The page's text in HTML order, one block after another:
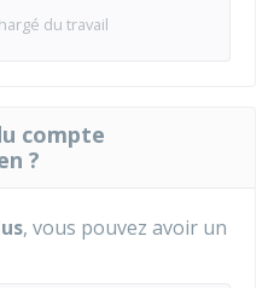
du travail
compte
?
, vous pouvez avoir un